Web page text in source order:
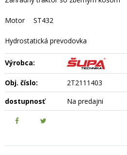
Motor ST432
Hydrostatická prevodovka
Výrobca:
Obj. číslo:
2T2111403
dostupnosť
Na predajni